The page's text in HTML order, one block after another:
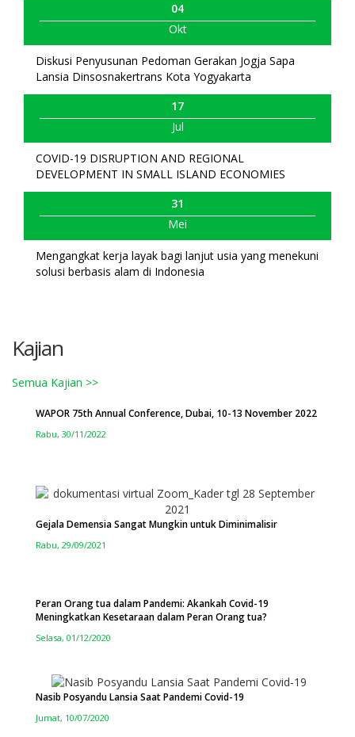
04
Okt
Diskusi Penyusunan Pedoman Gerakan Jogja Sapa
Lansia Dinsosnakertrans Kota Yogyakarta
17
Jul
COVID-19 DISRUPTION AND REGIONAL
DEVELOPMENT IN SMALL ISLAND ECONOMIES
31
Mei
Mengangkat kerja layak bagi lanjut usia yang menekuni
solusi berbasis alam di Indonesia
Kajian
Semua Kajian >>
WAPOR 75th Annual Conference, Dubai, 10-13 November 2022
Rabu, 30/11/2022
Gejala Demensia Sangat Mungkin untuk Diminimalisir
Rabu, 29/09/2021
Peran Orang tua dalam Pandemi: Akankah Covid-19
Meningkatkan Kesetaraan dalam Peran Orang tua?
Selasa, 01/12/2020
Nasib Posyandu Lansia Saat Pandemi Covid-19
Jumat, 10/07/2020